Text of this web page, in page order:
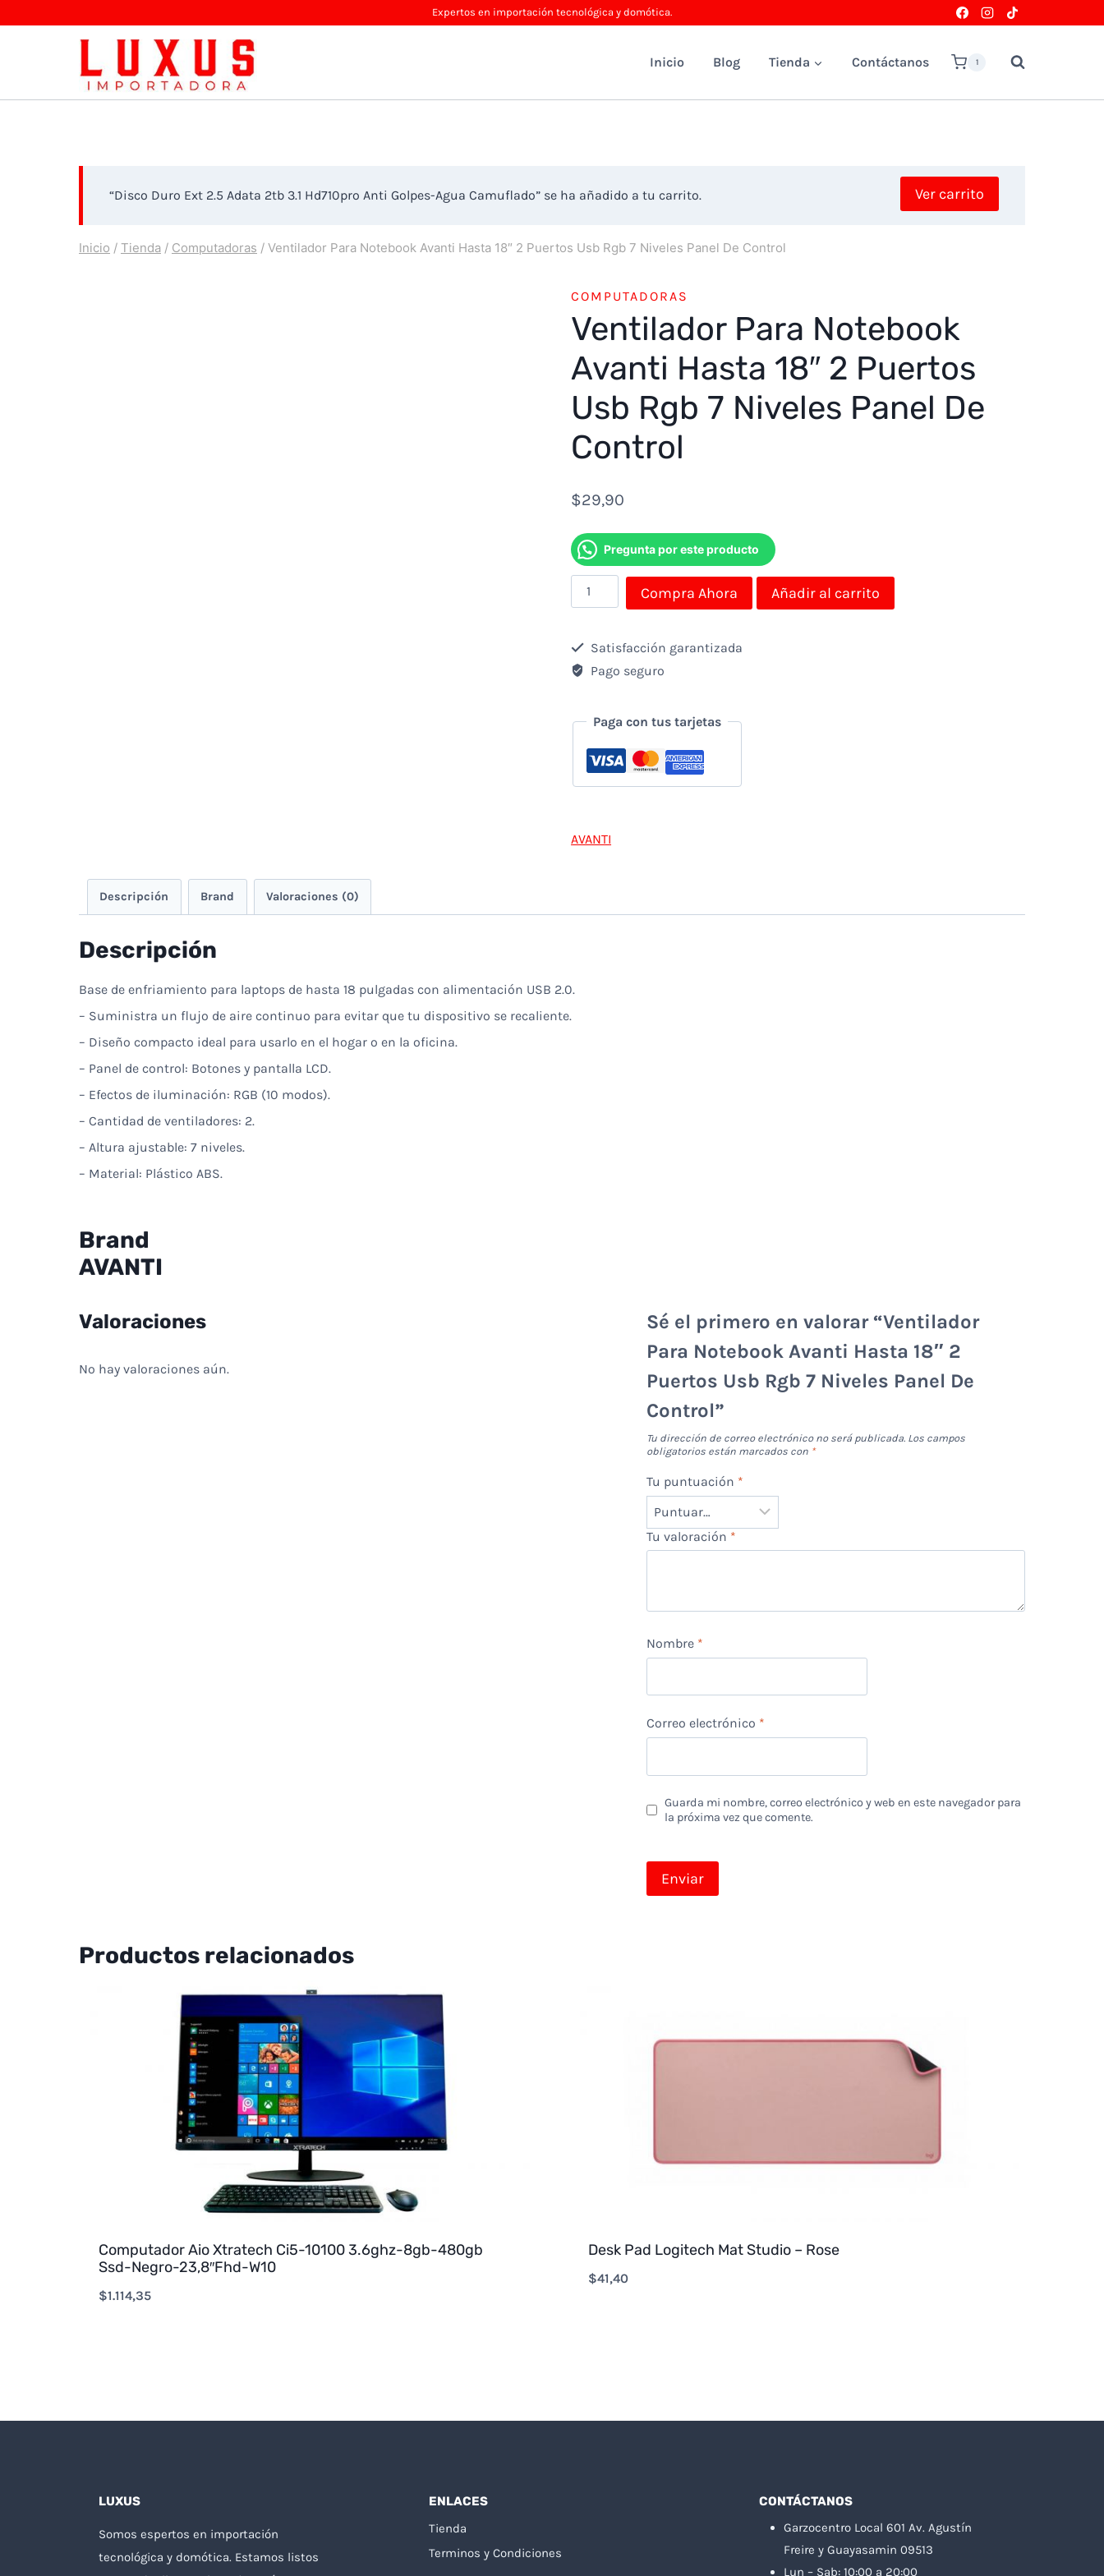
Expertos en importación tecnológica y domótica.
Inicio Blog Tienda Contáctanos 1
“Disco Duro Ext 2.5 Adata 2tb 3.1 Hd710pro Anti Golpes-Agua Camuflado” se ha añadido a tu carrito. Ver carrito
Inicio / Tienda / Computadoras / Ventilador Para Notebook Avanti Hasta 18″ 2 Puertos Usb Rgb 7 Niveles Panel De Control
COMPUTADORAS
Ventilador Para Notebook
Avanti Hasta 18″ 2 Puertos
Usb Rgb 7 Niveles Panel De
Control
$29,90
Pregunta por este producto
Ventilador
Para
Notebook
Avanti
18"
Puertos
7
Compra Ahora Añadir al carrito
Satisfacción garantizada
Pago seguro
Paga con tus tarjetas
AVANTI
Descripción Brand Valoraciones (0)
Descripción
Base de enfriamiento para laptops de hasta 18 pulgadas con alimentación USB 2.0.
– Suministra un flujo de aire continuo para evitar que tu dispositivo se recaliente.
– Diseño compacto ideal para usarlo en el hogar o en la oficina.
– Panel de control: Botones y pantalla LCD.
– Efectos de iluminación: RGB (10 modos).
– Cantidad de ventiladores: 2.
– Altura ajustable: 7 niveles.
– Material: Plástico ABS.
Brand
AVANTI
Valoraciones
No hay valoraciones aún.
Sé el primero en valorar “Ventilador
Para Notebook Avanti Hasta 18″ 2
Puertos Usb Rgb 7 Niveles Panel De
Control”
Tu dirección de correo electrónico no será publicada. Los campos
obligatorios están marcados con *
Tu puntuación *
Tu valoración *
Nombre *
Correo electrónico *
Guarda mi nombre, correo electrónico y web en este navegador para
la próxima vez que comente.
Productos relacionados
Computador Aio Xtratech Ci5-10100 3.6ghz-8gb-480gb
Ssd-Negro-23,8″Fhd-W10
$1.114,35
Desk Pad Logitech Mat Studio – Rose
$41,40
LUXUS
Somos espertos en importación
tecnológica y domótica. Estamos listos
ENLACES
Tienda
Terminos y Condiciones
CONTÁCTANOS
Garzocentro Local 601 Av. Agustín
Freire y Guayasamin 09513
Lun – Sab: 10:00 a 20:00